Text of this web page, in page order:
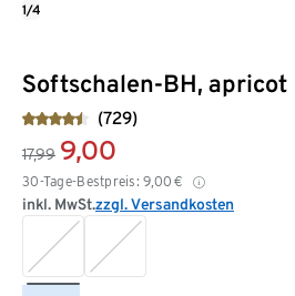
Softschalen-BH, apricot
(729)
17,99 9,00
30-Tage-Bestpreis: 9,00 €
inkl. MwSt.zzgl. Versandkosten
1/4